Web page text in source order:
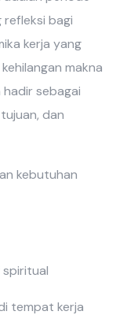
bagi
kerja yang
makna
hadir sebagai
dan
kebutuhan
tempat kerja